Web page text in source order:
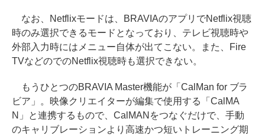
なお、Netflixモードは、BRAVIAのアプリでNetflix視聴
時のみ選択できるモードとなっており、テレビ視聴時や
外部入力時にはメニュー自体が出てこない。また、Fire
TVなどのでのNetflix視聴時も選択できない。
もうひとつのBRAVIA Master機能が「CalMan for ブラ
ビア」。映像クリエイターが編集で使用する「CalMA
N」と連携するもので、CalMANをつなぐだけで、手動
のキャリブレーションより高速かつ短いトレーニング期